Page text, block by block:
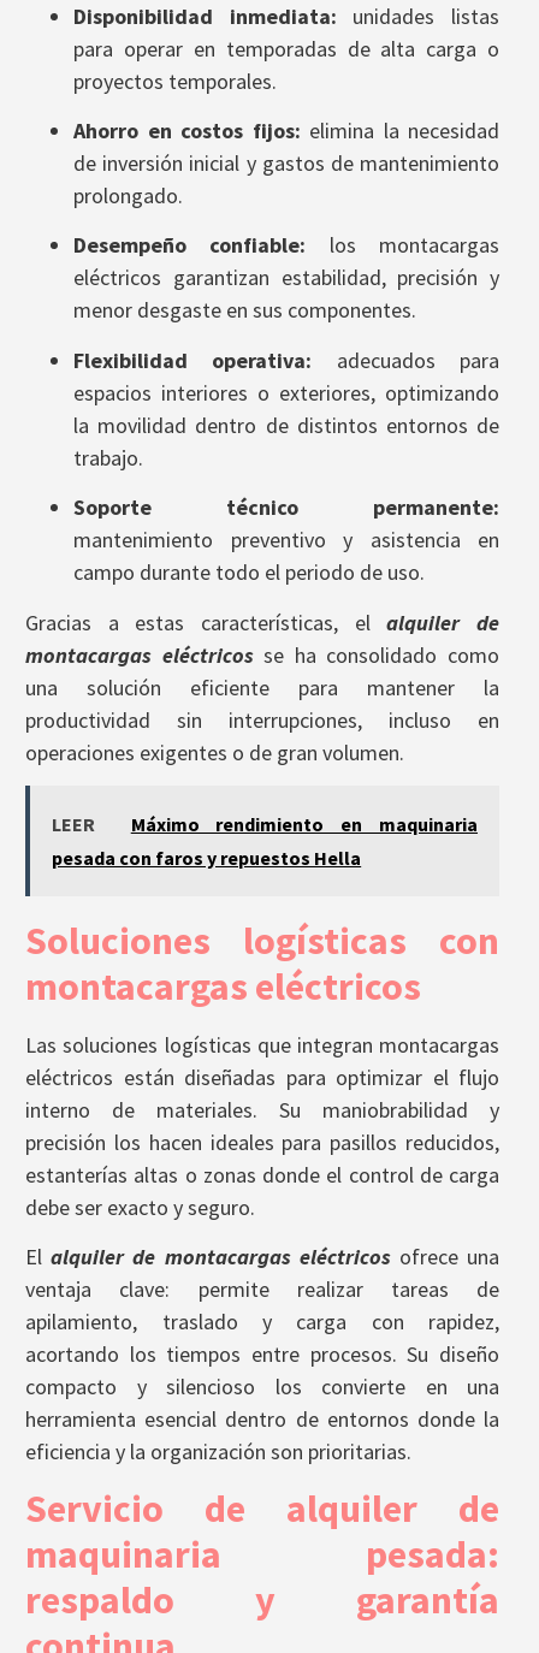
Disponibilidad inmediata: unidades listas
para operar en temporadas de alta carga o
proyectos temporales.
Ahorro en costos fijos: elimina la necesidad
de inversión inicial y gastos de mantenimiento
prolongado.
Desempeño confiable: los montacargas
eléctricos garantizan estabilidad, precisión y
menor desgaste en sus componentes.
Flexibilidad operativa: adecuados para
espacios interiores o exteriores, optimizando
la movilidad dentro de distintos entornos de
trabajo.
Soporte técnico permanente:
mantenimiento preventivo y asistencia en
campo durante todo el periodo de uso.
Gracias a estas características, elalquiler de
montacargas eléctricosse ha consolidado como
una solución eficiente para mantener la
productividad sin interrupciones, incluso en
operaciones exigentes o de gran volumen.
LEER
Máximo rendimiento en maquinaria
pesada con faros y repuestos Hella
Soluciones logísticas con
montacargas eléctricos
Las soluciones logísticas que integran montacargas
eléctricos están diseñadas para optimizar el flujo
interno de materiales. Su maniobrabilidad y
precisión los hacen ideales para pasillos reducidos,
estanterías altas o zonas donde el control de carga
debe ser exacto y seguro.
Elalquiler de montacargas eléctricosofrece una
ventaja clave: permite realizar tareas de
apilamiento, traslado y carga con rapidez,
acortando los tiempos entre procesos. Su diseño
compacto y silencioso los convierte en una
herramienta esencial dentro de entornos donde la
eficiencia y la organización son prioritarias.
Servicio de alquiler de
maquinaria pesada:
respaldo y garantía